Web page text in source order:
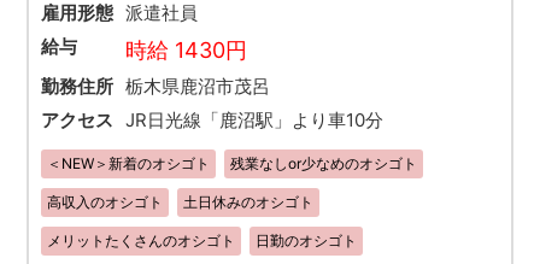
雇用形態 派遣社員
給与
時給 1430円
勤務住所 栃木県鹿沼市茂呂
アクセス
JR日光線「鹿沼駅」より車10分
＜NEW＞新着のオシゴト 残業なしor少なめのオシゴト
高収入のオシゴト 土日休みのオシゴト
メリットたくさんのオシゴト 日勤のオシゴト